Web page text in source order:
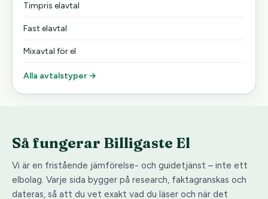
Timpris elavtal
Fast elavtal
Mixavtal för el
Alla avtalstyper →
Så fungerar Billigaste El
Vi är en fristående jämförelse- och guidetjänst – inte ett
elbolag. Varje sida bygger på research, faktagranskas och
dateras, så att du vet exakt vad du läser och när det